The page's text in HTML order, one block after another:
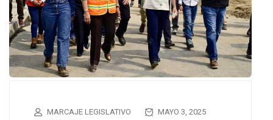
MARCAJE LEGISLATIVO
MAYO 3, 2025